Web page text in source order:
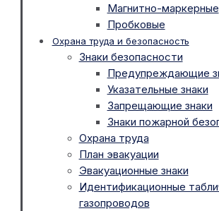
Магнитно-маркерные
Пробковые
Охрана труда и безопасность
Знаки безопасности
Предупреждающие
Указательные знаки
Запрещающие знаки
Знаки пожарной
Охрана труда
План эвакуации
Эвакуационные знаки
Идентификационные
газопроводов